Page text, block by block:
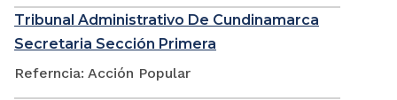
Tribunal Administrativo De Cundinamarca
Secretaria Sección Primera
Referncia: Acción Popular